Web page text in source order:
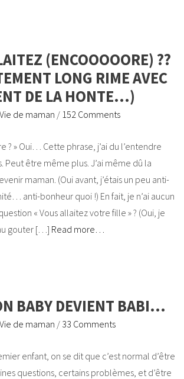
(ENCOOOOORE) ??
LONG RIME AVEC
DE LA HONTE…)
de maman / 152 Comments
? » Oui… Cette phrase, j’ai du l’entendre
Peut être même plus. J’ai même dû la
maman. (Oui avant, j’étais un peu anti-
anti-bonheur quoi !) En fait, je n’ai aucun
« Vous allaitez votre fille » ? (Oui, je
gouter […] Read more…
BABY DEVIENT BABI…
de maman / 33 Comments
enfant, on se dit que c’est normal d’être
questions, certains problèmes, et d’être